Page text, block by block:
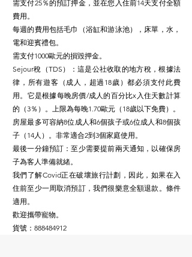
需支付25％的預訂押金，並在您入住前14天支付全額
費用。
每週的費用包括毛巾（浴缸和游泳池），床單，水，
電和迎賓禮包。
需支付1000歐元的損毀押金。
Sejour稅（TDS）：這是公社收取的地方稅，根據法
律，所有遊客（成人，超過18歲）都必須支付此費
用。它是根據每晚房價/成人的百分比x入住天數計算
的（3％）。上限為每晚1.70歐元（18歲以下免費）。
房屋最多可容納8位成人和6個孩子或6位成人和8個孩
子（14人）。非常適合2到3個家庭使用。
最後一分鐘預訂：至少需要提前兩天通知，以確保房
子為客人準備就緒。
我們了解Covid正在破壞旅行計劃，因此，如果在入
住前至少一周取消預訂，我們很樂意全額退款。條件
適用。
歡迎攜帶寵物。
貨號：888484912